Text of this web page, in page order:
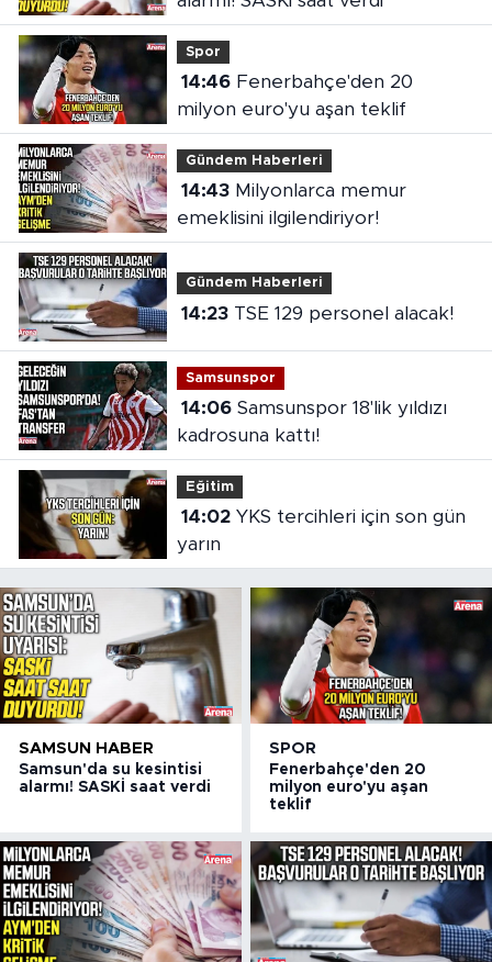
Spor
14:46Fenerbahçe'den 20
milyon euro'yu aşan teklif
Gündem Haberleri
14:43Milyonlarca memur
emeklisini ilgilendiriyor!
Gündem Haberleri
14:23 TSE 129 personel alacak!
Samsunspor
14:06Samsunspor 18'lik yıldızı
kadrosuna kattı!
Eğitim
14:02YKS tercihleri için son gün
yarın
SAMSUN HABER
Samsun'da su kesintisi
alarmı! SASKİ saat verdi
SPOR
Fenerbahçe'den 20
milyon euro'yu aşan
teklif